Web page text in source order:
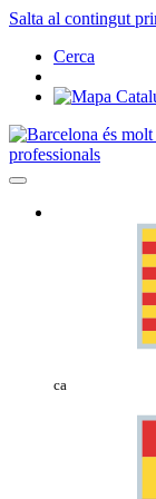
Salta al contingut
Cerca
professionals
ca